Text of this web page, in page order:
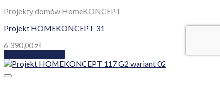
Projekty domów HomeKONCEPT
Projekt HOMEKONCEPT 31
6 390,00 zł